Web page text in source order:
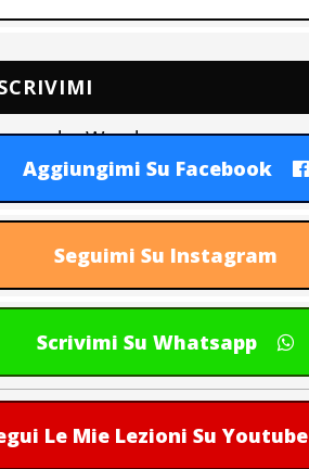
modo: Word,
da e
Aggiungimi Su Facebook
Seguimi Su Instagram
Scrivimi Su Whatsapp
Le Mie Lezioni Su Youtube